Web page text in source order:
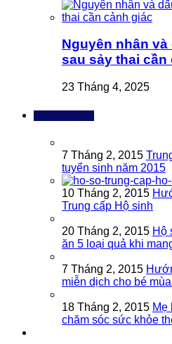
Nguyên nhân
sau sảy thai cần
23 Tháng 4, 2025
7 Tháng 2, 2015
tuyển sinh năm 2015
10 Tháng 2, 2015
Trung cấp Hộ sinh
20 Tháng 2, 2015 Hộ
ăn 5 loại quả khi
7 Tháng 2, 2015
miễn dịch cho bé
18 Tháng 2, 2015 Mẹ
chăm sóc sức khỏe